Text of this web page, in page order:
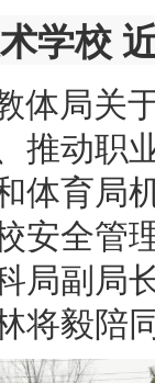
学校
体局关
推动职
体育局
安全管
局副局
将毅陪